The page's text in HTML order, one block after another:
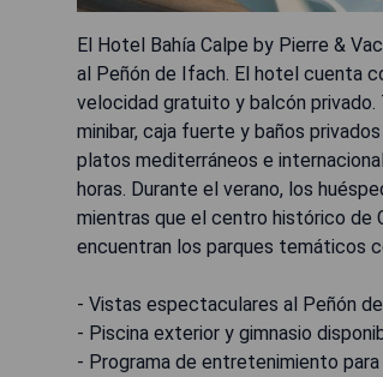
El Hotel Bahía Calpe by Pierre &
al Peñón de Ifach. El hotel cuenta
velocidad gratuito y balcón
minibar, caja fuerte y baños
platos mediterráneos e
horas. Durante el verano, los
mientras que el centro histórico de
encuentran los parques temáticos
- Vistas espectaculares al Peñón
- Piscina exterior y gimnasio
- Programa de entretenimiento